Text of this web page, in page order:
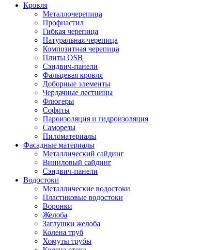
Кровля
Металлочерепица
Профнастил
Гибкая черепица
Натуральная черепица
Композитная черепица
Плиты OSB
Сэндвич-панели
Фальцевая кровля
Доборные элементы
Чердачные лестницы
Флюгеры
Софиты
Пароизоляция и гидроизоляция
Саморезы
Пиломатериалы
Фасадные материалы
Металлический сайдинг
Виниловый сайдинг
Сэндвич-панели
Водостоки
Металлические водостоки
Пластиковые водостоки
Воронки
Желоба
Заглушки желоба
Колена труб
Хомуты трубы